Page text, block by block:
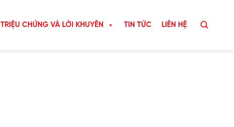
TRIỆU CHỨNG VÀ LỜI KHUYÊN TIN TỨC LIÊN HỆ